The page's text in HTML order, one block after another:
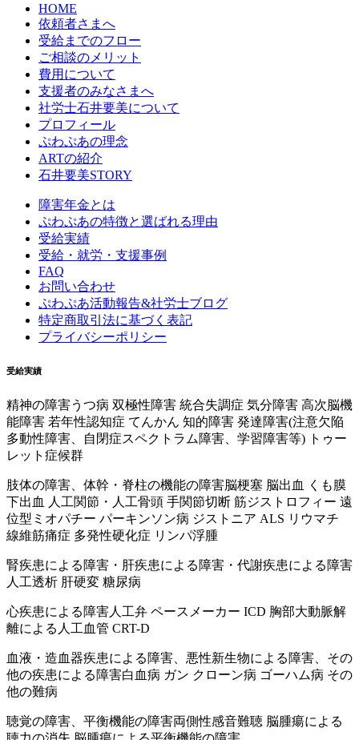
HOME
依頼者さまへ
受給までのフロー
ご相談のメリット
費用について
支援者のみなさまへ
社労士石井要美について
プロフィール
ぷわぷあの理念
ARTの紹介
石井要美STORY
障害年金とは
ぷわぷあの特徴と選ばれる理由
受給実績
受給・就労・支援事例
FAQ
お問い合わせ
ぷわぷあ活動報告&社労士ブログ
特定商取引法に基づく表記
プライバシーポリシー
受給実績
精神の障害うつ病 双極性障害 統合失調症 気分障害 高次脳機
能障害 若年性認知症 てんかん 知的障害 発達障害(注意欠陥
多動性障害、自閉症スペクトラム障害、学習障害等) トゥー
レット症候群
肢体の障害、体幹・脊柱の機能の障害脳梗塞 脳出血 くも膜
下出血 人工関節・人工骨頭 手関節切断 筋ジストロフィー 遠
位型ミオパチー パーキンソン病 ジストニア ALS リウマチ
線維筋痛症 多発性硬化症 リンパ浮腫
腎疾患による障害・肝疾患による障害・代謝疾患による障害
人工透析 肝硬変 糖尿病
心疾患による障害人工弁 ペースメーカー ICD 胸部大動脈解
離による人工血管 CRT-D
血液・造血器疾患による障害、悪性新生物による障害、その
他の疾患による障害白血病 ガン クローン病 ゴーハム病 その
他の難病
聴覚の障害、平衡機能の障害両側性感音難聴 脳腫瘍による